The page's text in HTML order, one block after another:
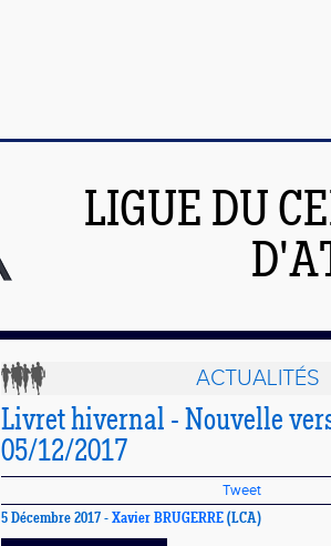
LIGUE DU
ACTUALITÉS
Livret hivernal - Nouvelle
05/12/2017
Tweet
5 Décembre 2017 - Xavier BRUGERRE (LCA)